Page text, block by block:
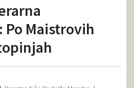
Maistrovih